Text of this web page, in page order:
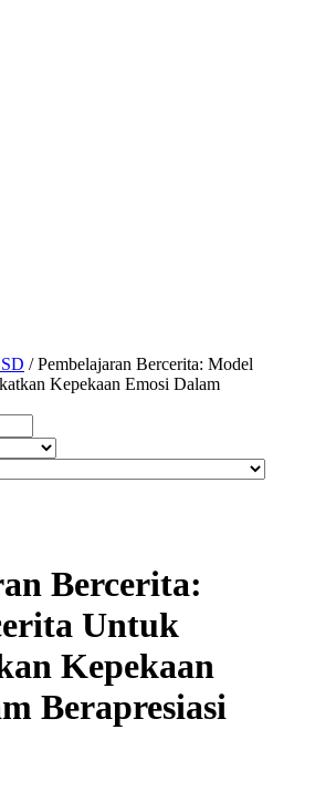
/ Pembelajaran Bercerita: Model
Kepekaan Emosi Dalam
Bercerita:
Untuk
Kepekaan
Berapresiasi